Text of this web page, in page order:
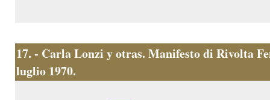
17. - Carla Lonzi y otras. Manifesto di Rivolta
luglio 1970.